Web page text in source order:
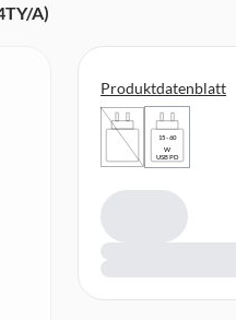
A)
Produktdatenblatt
15 - 60
W
USB PD